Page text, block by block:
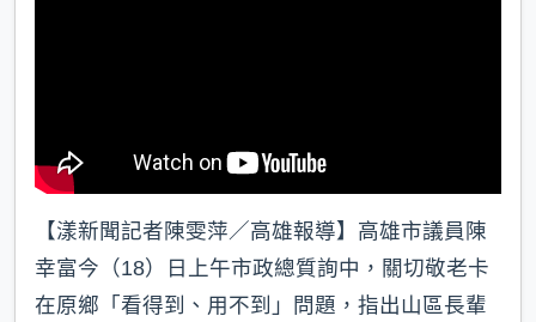
【漾新聞記者陳雯萍／高雄報導】高雄市議員陳
幸富今（18）日上午市政總質詢中，關切敬老卡
在原鄉「看得到、用不到」問題，指出山區長輩